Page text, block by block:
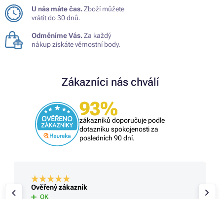
U nás máte čas.Zboží můžete
vrátit do 30 dnů.
Odměníme Vás.Za každý
nákup získáte věrnostní body.
Zákazníci nás chválí
93%
zákazníků doporučuje podle
dotazníku spokojenosti za
posledních 90 dní.
Ověřený zákazník
OK